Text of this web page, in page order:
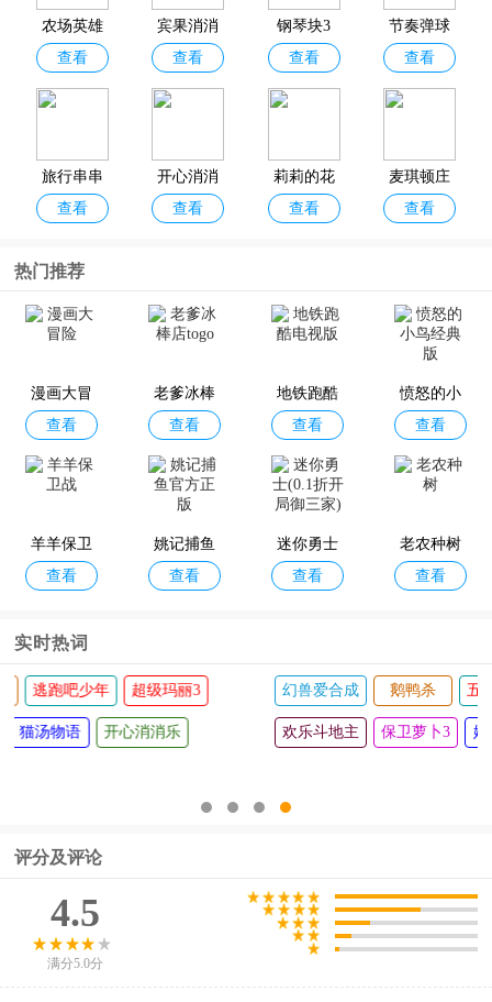
竞技类，也不是烧脑的解谜类。喜欢解压游戏的朋友欢迎分享收藏！
农场英雄
传奇(Farm
Heroes Sag
查看
宾果消消
消官方正
版
查看
钢琴块3
查看
节奏弹球
查看
旅行串串
官方正版
查看
开心消消
乐正版
查看
莉莉的花
园
查看
麦琪顿庄
园
查看
还有这种
房产兄弟
超级捣蛋
单机泡泡
龙游戏
查看
闹鬼的房
植版
海绵宝宝
大闹蟹堡
王中文最
新版
查看
水果爱消
消官方版
查看
暴打老板4
热门推荐
漫画大冒
险
查看
老爹冰棒
店togo
查看
地铁跑酷
电视版
查看
愤怒的小
鸟经典版
查看
羊羊保卫
战
查看
姚记捕鱼
官方正版
查看
迷你勇士
(0.1折开局
查看
老农种树
查看
实时热词
幻兽爱合成 鹅鸭杀 五林五子棋 大生子王国
欢乐斗地主 保卫萝卜3 姚记捕鱼 谁是卧底 捕鱼炸翻天
评分及评论
4.5
满分5.0分